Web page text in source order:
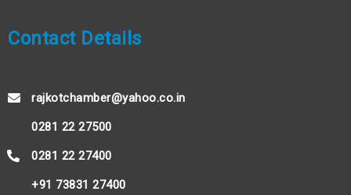
Contact Details
rajkotchamber@yahoo.co.in
0281 22 27500
0281 22 27400
+91 73831 27400